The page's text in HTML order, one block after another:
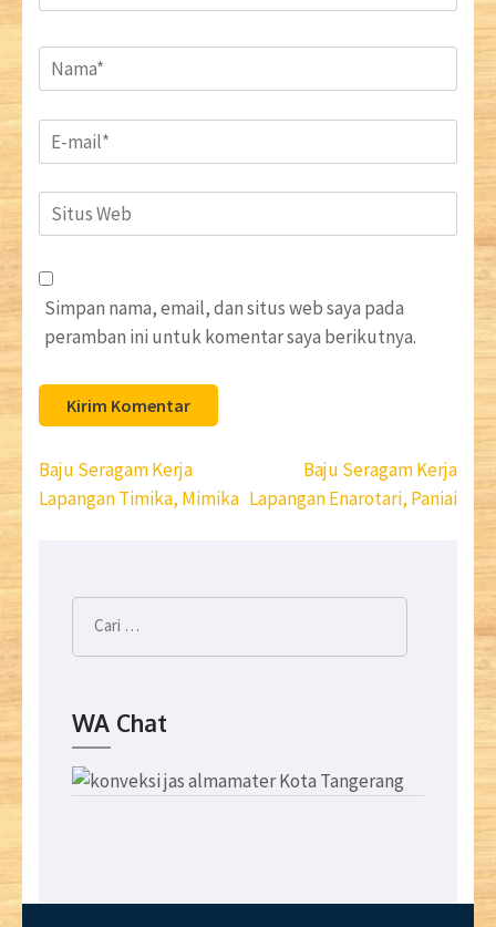
Name*
Email*
Situs
Web
Simpan nama, email, dan situs web saya pada
peramban ini untuk komentar saya berikutnya.
Navigasi
pos
Baju Seragam Kerja
Lapangan Timika, Mimika
Baju Seragam Kerja
Lapangan Enarotari, Paniai
Cari
untuk:
WA Chat